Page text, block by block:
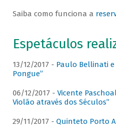
Saiba como funciona a
Espetáculos
13/12/2017 - Paulo Bellinati
Pongue”
06/12/2017 - Vicente
Violão através dos Séculos”
29/11/2017 - Quinteto Porto